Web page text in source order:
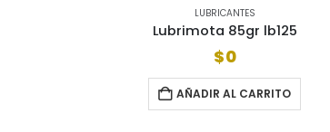
LUBRICANTES
Lubrimota 85gr lb125
$0
AÑADIR AL CARRITO